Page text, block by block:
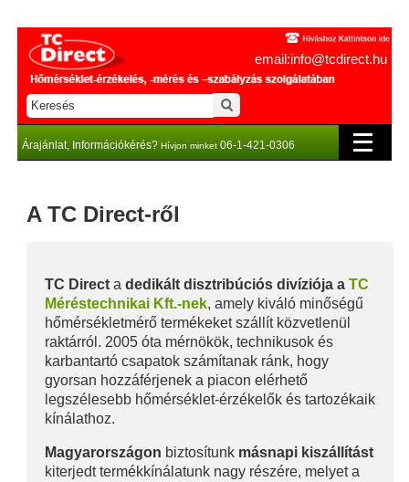
email:info@tcdirect.hu
Árajánlat, Információkérés? Hívjon minket 06-1-421-0306
A TC Direct-ről
TC Directa dedikált disztribúciós divíziója a TC
Méréstechnikai Kft.-nek, amely kiváló minőségű
hőmérsékletmérő termékeket szállít közvetlenül
raktárról. 2005 óta mérnökök, technikusok és
karbantartó csapatok számítanak ránk, hogy
gyorsan hozzáférjenek a piacon elérhető
legszélesebb hőmérséklet-érzékelők és tartozékaik
kínálathoz.
Magyarországon biztosítunk másnapi kiszállítást
kiterjedt termékkínálatunk nagy részére, melyet a